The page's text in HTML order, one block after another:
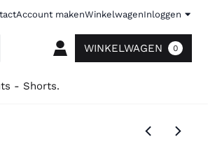
Account makenWinkelwagenInloggen
WINKELWAGEN 0
- Shorts.